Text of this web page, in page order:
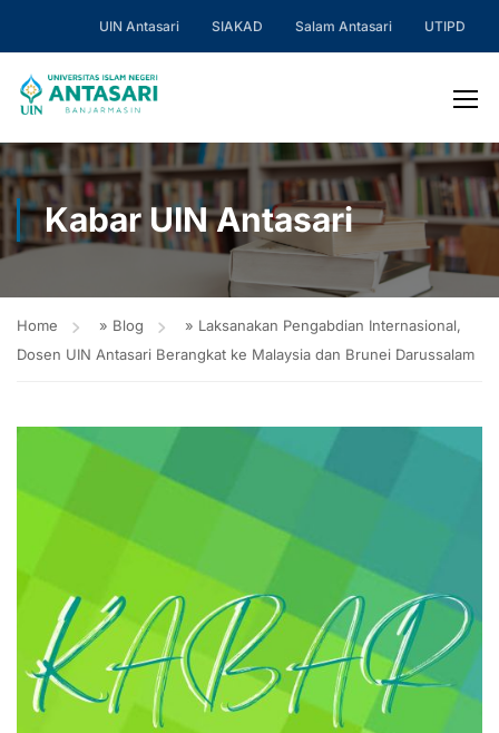
UIN Antasari SIAKAD Salam Antasari UTIPD
Kabar UIN Antasari
Home » Blog » Laksanakan Pengabdian Internasional,
Dosen UIN Antasari Berangkat ke Malaysia dan Brunei Darussalam